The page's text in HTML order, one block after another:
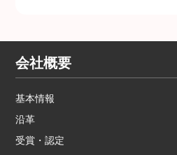
会社概要
基本情報
沿革
受賞・認定